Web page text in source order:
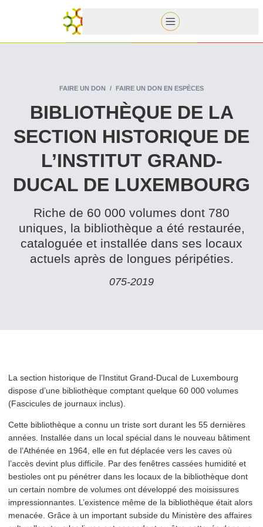
FAIRE UN DON FAIRE UN DON EN ESPÈCES
BIB­LIO­THÈQUE DE LA
SECTION HISTORIQUE DE
L’INSTITUT GRAND-
DUCAL DE LUXEMBOURG
Riche de 60 000 volumes dont 780
uniques, la bib­lio­thèque a été restaurée,
cataloguée et installée dans ses locaux
actuels après de longues péripéties.
075‑2019
La section historique de l’Institut Grand-Ducal de Luxembourg
dispose d’une bib­lio­thèque comptant quelque 60 000 volumes
(Fascicules de journaux inclus).
Cette bib­lio­thèque a connu un triste sort durant les 55 dernières
années. Installée dans un local spécial dans le nouveau bâtiment
de l’Athénée en 1964, elle en fut déplacée vers les caves où
l’accès devint plus difficile. Par des fenêtres cassées humidité et
bestioles ont pu pénétrer dans les locaux de la bib­lio­thèque dont
un certain nombre de volumes ont développé des moisissures
impres­sion­nantes. L’existence même de la bib­lio­thèque était alors
menacée. Grâce à un important subside du Ministère des affaires